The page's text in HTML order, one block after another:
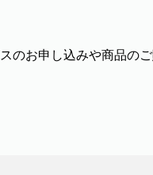
お申し込みや商品の